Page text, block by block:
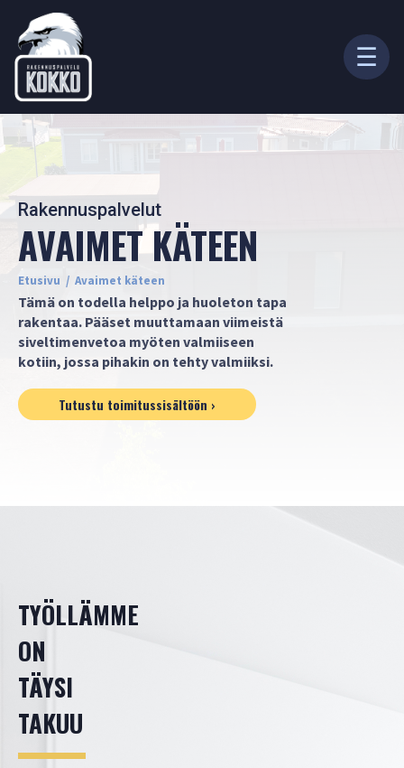
Skip to main content
☰
Sanoi kokko, ilman lintu: "Ellös olko milläskänä! Seisotaite
selkähäni, nouse kynkkäluun nenille! Mie sinun merestä kannan,
- Kalevala
Rakennuspalvelut
RAKENTAJALLE
Avaimet käteen
Puuvalmis
Säältäsuojaan
Tarviketoimitus
TALOYHTIÖT
KOHTEET
Tulevat
Myynnissä
TALOPAKETIT
Rakennuspalvelut
AVAIMET KÄTEEN
Etusivu / Avaimet käteen
Tämä on todella helppo ja huoleton tapa
rakentaa. Pääset muuttamaan viimeistä
siveltimenvetoa myöten valmiiseen
kotiin, jossa pihakin on tehty valmiiksi.
Tutustu toimitussisältöön ›
TYÖLLÄMME
ON
TÄYSI
TAKUU